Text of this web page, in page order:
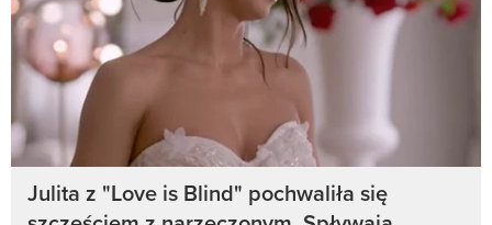
Julita z "Love is Blind" pochwaliła się